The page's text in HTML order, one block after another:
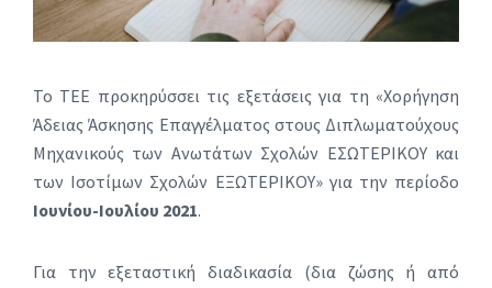
Το ΤΕΕ προκηρύσσει τις εξετάσεις για τη «Χορήγηση
Άδειας Άσκησης Επαγγέλματος στους Διπλωματούχους
Μηχανικούς των Ανωτάτων Σχολών ΕΣΩΤΕΡΙΚΟΥ και
των Ισοτίμων Σχολών ΕΞΩΤΕΡΙΚΟΥ» για την περίοδο
Ιουνίου-Ιουλίου 2021.
Για την εξεταστική διαδικασία (δια ζώσης ή από